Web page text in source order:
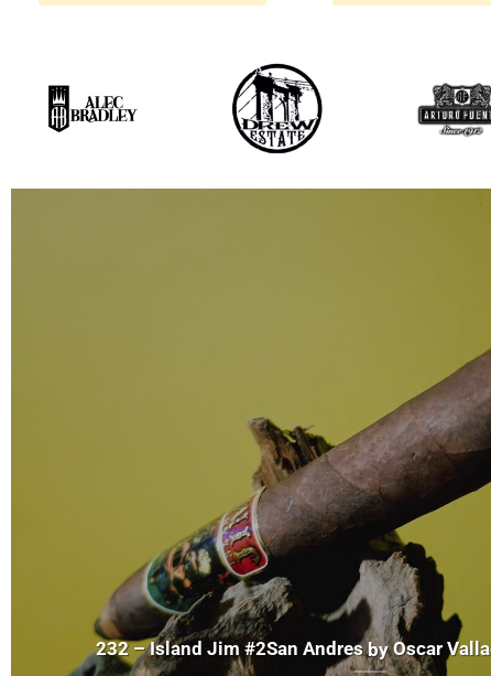
232 – Island Jim #2San AndresbyOscar